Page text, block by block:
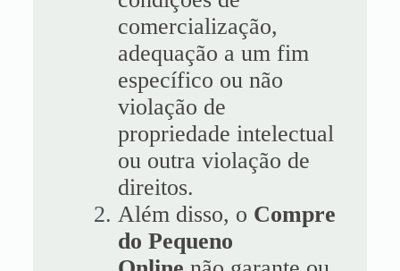
comercialização,
adequação a um fim
específico ou não
violação de
propriedade intelectual
ou outra violação de
direitos.
Além disso, o Compre
do Pequeno